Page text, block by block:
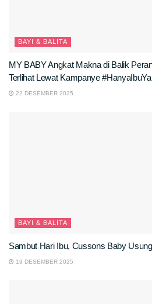
BAYI & BALITA
MY BABY Angkat Makna di Balik
Terlihat Lewat Kampanye
22 DESEMBER 2025
BAYI & BALITA
Sambut Hari Ibu, Cussons Baby
19 DESEMBER 2025